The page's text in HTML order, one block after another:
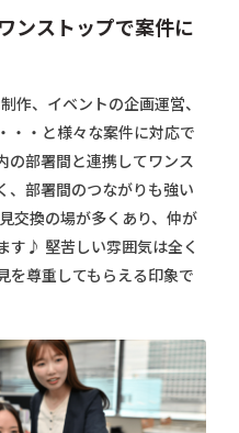
ンストップで案件に
作、イベントの企画運営、
・・と様々な案件に対応で
の部署間と連携してワンス
、部署間のつながりも強い
交換の場が多くあり、仲が
す♪ 堅苦しい雰囲気は全く
を尊重してもらえる印象で